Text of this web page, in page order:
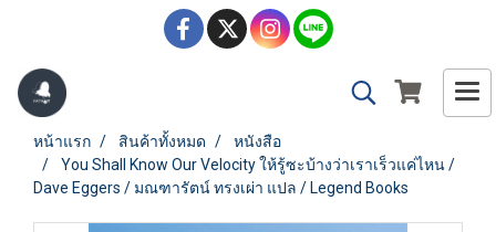
หน้าแรก สินค้าทั้งหมด
หนังสือ
You Shall Know Our Velocity ให้รู้ซะบ้างว่าเราเร็วแค่ไหน /
Dave Eggers / มณฑารัตน์ ทรงเผ่า แปล / Legend Books